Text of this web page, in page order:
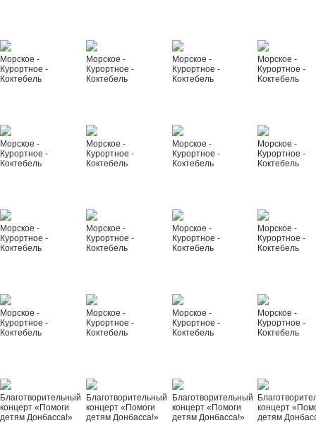
Морское -
Курортное -
Коктебель
Морское -
Курортное -
Коктебель
Морское -
Курортное -
Коктебель
Морское -
Курортное -
Коктебель
Морское -
Курортное -
Коктебель
Морское -
Курортное -
Коктебель
Морское -
Курортное -
Коктебель
Морское -
Курортное -
Коктебель
Морское -
Курортное -
Коктебель
Морское -
Курортное -
Коктебель
Морское -
Курортное -
Коктебель
Морское -
Курортное -
Коктебель
Морское -
Курортное -
Коктебель
Морское -
Курортное -
Коктебель
Морское -
Курортное -
Коктебель
Морское -
Курортное -
Коктебель
Благотворительный
концерт «Помоги
детям Донбасса!»
Благотворительный
концерт «Помоги
детям Донбасса!»
Благотворительный
концерт «Помоги
детям Донбасса!»
концерт
детям